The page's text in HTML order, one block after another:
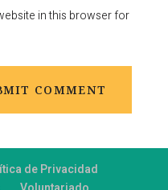
in this browser for
de Privacidad